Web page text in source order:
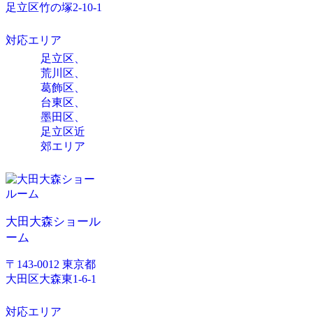
足立区竹の塚2-10-1
対応エリア
足立区、
荒川区、
葛飾区、
台東区、
墨田区、
足立区近
郊エリア
大田大森ショール
ーム
〒143-0012 東京都
大田区大森東1-6-1
対応エリア